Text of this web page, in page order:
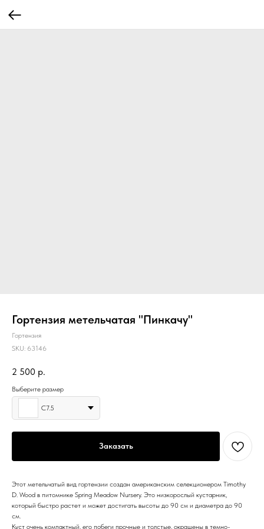
Гортензия метельчатая "Пинкачу"
Гортензия
SKU: 63146
2 500 р.
Выберите размер
С7.5
Заказать
Этот метельчатый вид гортензии создан американским селекционером Timothy
D. Wood в питомнике Spring Meadow Nursery. Это низкорослый кустарник,
который быстро растет и может достигать высоты до 90 см и диаметра до 90
см.
Куст очень компактный, его побеги прочные и толстые, окрашены в темно-